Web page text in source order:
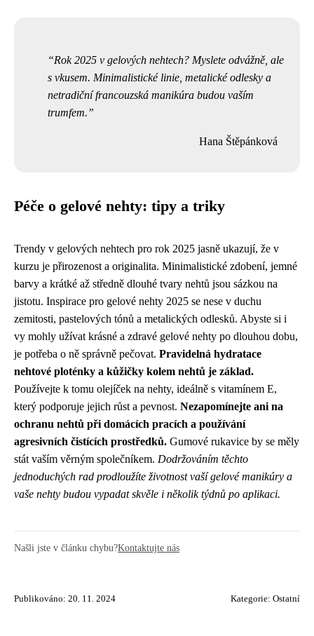
Rok 2025 v gelových nehtech? Myslete odvážně, ale
s vkusem. Minimalistické linie, metalické odlesky a
netradiční francouzská manikúra budou vaším
trumfem.
Hana Štěpánková
Péče o gelové nehty: tipy a triky
Trendy v gelových nehtech pro rok 2025 jasně ukazují, že v
kurzu je přirozenost a originalita. Minimalistické zdobení, jemné
barvy a krátké až středně dlouhé tvary nehtů jsou sázkou na
jistotu. Inspirace pro gelové nehty 2025 se nese v duchu
zemitosti, pastelových tónů a metalických odlesků. Abyste si i
vy mohly užívat krásné a zdravé gelové nehty po dlouhou dobu,
je potřeba o ně správně pečovat. Pravidelná hydratace
nehtové ploténky a kůžičky kolem nehtů je základ.
Používejte k tomu olejíček na nehty, ideálně s vitamínem E,
který podporuje jejich růst a pevnost. Nezapomínejte ani na
ochranu nehtů při domácích pracích a používání
agresivních čistících prostředků. Gumové rukavice by se měly
stát vaším věrným společníkem. Dodržováním těchto
jednoduchých rad prodloužíte životnost vaší gelové manikúry a
vaše nehty budou vypadat skvěle i několik týdnů po aplikaci.
Našli jste v článku chybu?Kontaktujte nás
Publikováno: 20. 11. 2024 Kategorie: Ostatní